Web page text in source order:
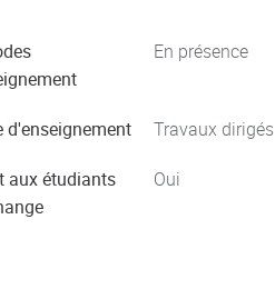
En présence
d'enseignement Travaux dirigés
aux étudiants
Oui